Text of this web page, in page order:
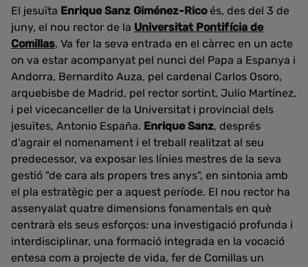
El jesuïta Enrique Sanz Giménez-Ricoés, des del 3 de
juny, el nou rector de la Universitat Pontifícia de
Comillas. Va fer la seva entrada en el càrrec en un acte
on va estar acompanyat pel nunci del Papa a Espanya i
Andorra, Bernardito Auza, pel cardenal Carlos Osoro,
arquebisbe de Madrid, pel rector sortint, Julio Martínez,
i pel vicecanceller de la Universitat i provincial dels
jesuïtes, Antonio España. Enrique Sanz, després
d'agrair el nomenament i el treball realitzat al seu
predecessor, va exposar les línies mestres de la seva
gestió "de cara als propers tres anys", en sintonia amb
el pla estratègic per a aquest període. El nou rector ha
assenyalat quatre dimensions fonamentals en què
centrarà els seus esforços: una investigació profunda i
interdisciplinar, una formació integrada en la vocació
entesa com a projecte de vida, fer de Comillas un